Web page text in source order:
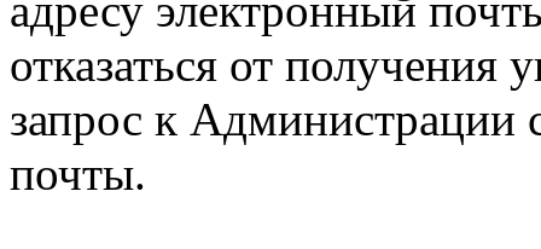
адресу электронный
отказаться от
запрос к Администрации
почты.